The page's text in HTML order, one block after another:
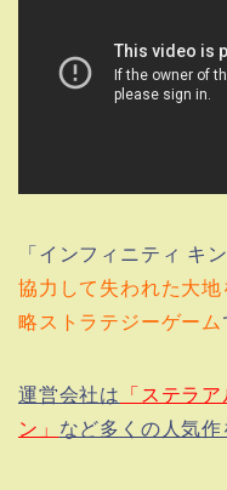
「インフィニティ キ
協力して失われた大
略ストラテジーゲーム
運営会社は 「ステラ
ン」 など多くの人気